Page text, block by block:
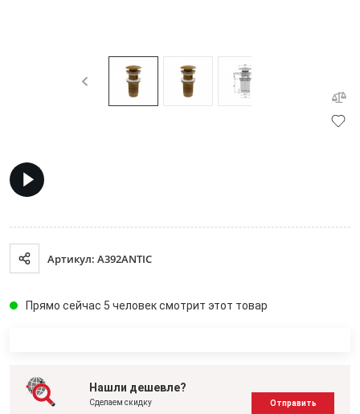
Артикул: A392ANTIC
Прямо сейчас 5 человек смотрит этот товар
Нашли дешевле?
Сделаем скидку Отправить